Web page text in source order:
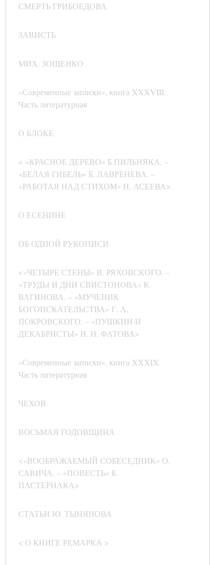
СМЕРТЬ ГРИБОЕДОВА
ЗАВИСТЬ
МИХ. ЗОЩЕНКО
«Современные записки», книга XXXVIII.
Часть литературная
О БЛОКЕ
< «КРАСНОЕ ДЕРЕВО» Б.ПИЛЬНЯКА. –
«БЕЛАЯ ГИБЕЛЬ» Б. ЛАВРЕНЕВА. –
«РАБОТАЯ НАД СТИХОМ» Н. АСЕЕВА>
О ЕСЕНИНЕ
ОБ ОДНОЙ РУКОПИСИ
<«ЧЕТЫРЕ СТЕНЫ» В. РЯХОВСКОГО. –
«ТРУДЫ И ДНИ СВИСТОНОВА» К.
ВАГИНОВА. – «МУЧЕНИК
БОГОИСКАТЕЛЬСТВА» Г. А.
ПОКРОВСКОГО. – «ПУШКИН И
ДЕКАБРИСТЫ» Н. Н. ФАТОВА>
«Современные записки», книга XXXIX.
Часть литературная
ЧЕХОВ
ВОСЬМАЯ ГОДОВЩИНА
<«ВООБРАЖАЕМЫЙ СОБЕСЕДНИК» О.
САВИЧА. – «ПОВЕСТЬ» Б.
ПАСТЕРНАКА>
СТАТЬИ Ю. ТЫНЯНОВА
< О КНИГЕ РЕМАРКА >